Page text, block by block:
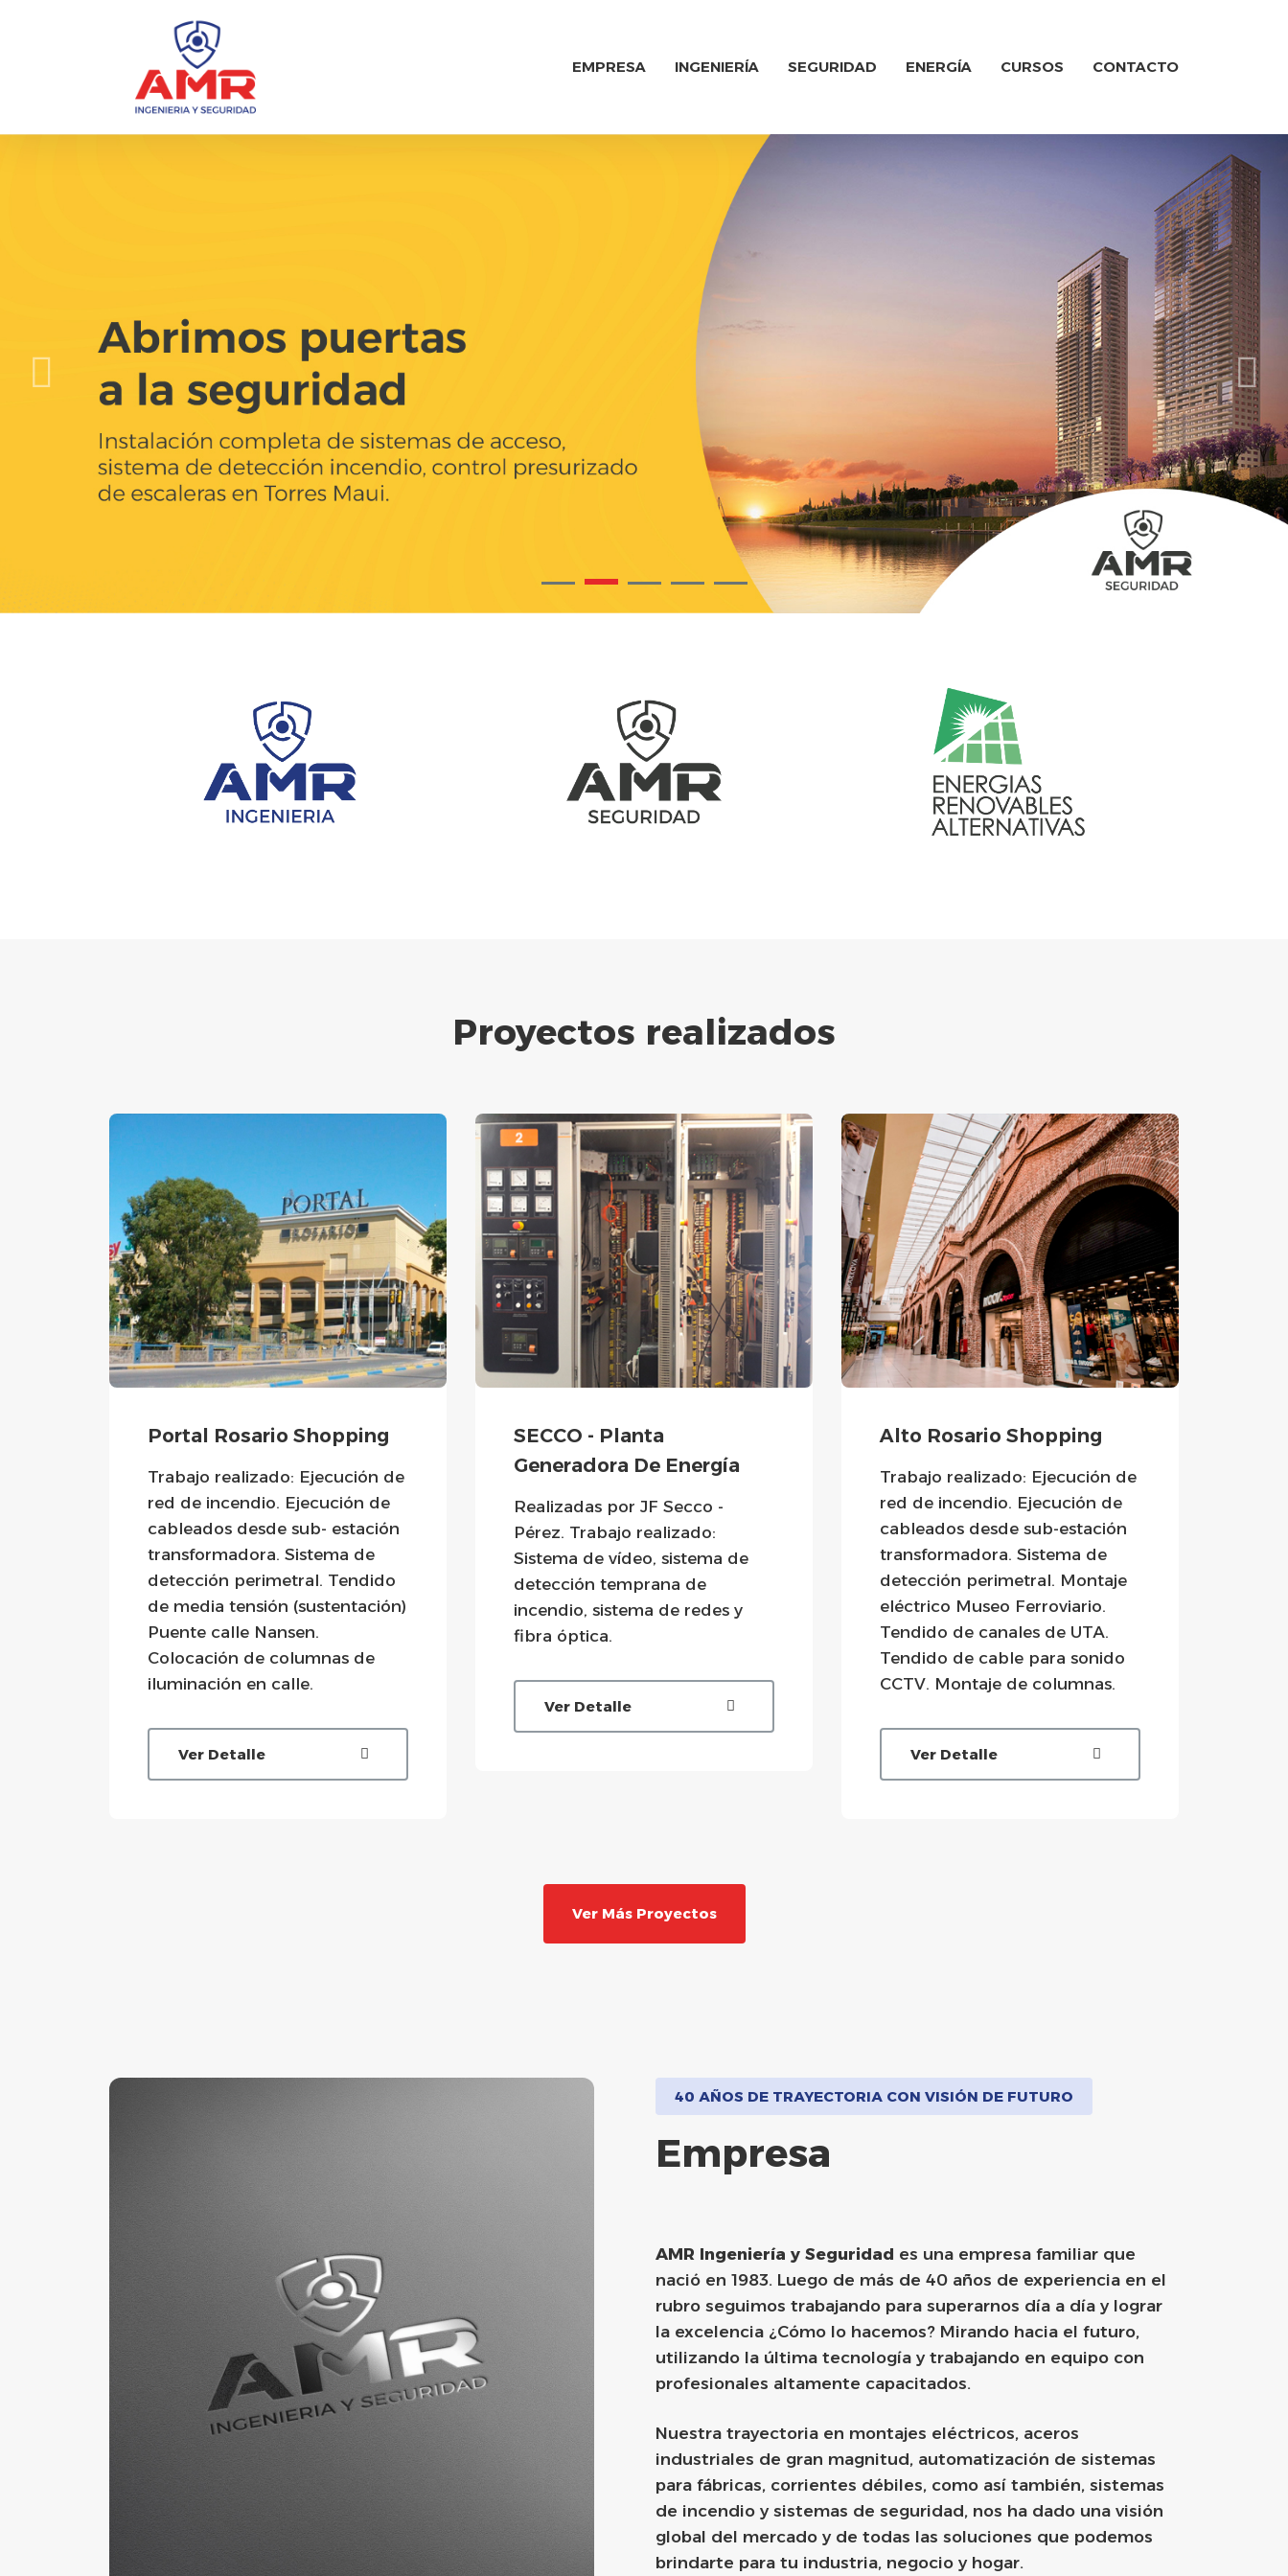
EMPRESA INGENIERÍA SEGURIDAD ENERGÍA CURSOS CONTACTO
Proyectos realizados
Portal Rosario Shopping
Trabajo realizado: Ejecución de
red de incendio. Ejecución de
cableados desde sub- estación
transformadora. Sistema de
detección perimetral. Tendido
de media tensión (sustentación)
Puente calle Nansen.
Colocación de columnas de
iluminación en calle.
Ver Detalle
SECCO - Planta
Generadora De Energía
Realizadas por JF Secco -
Pérez. Trabajo realizado:
Sistema de vídeo, sistema de
detección temprana de
incendio, sistema de redes y
fibra óptica.
Ver Detalle
Alto Rosario Shopping
Trabajo realizado: Ejecución de
red de incendio. Ejecución de
cableados desde sub-estación
transformadora. Sistema de
detección perimetral. Montaje
eléctrico Museo Ferroviario.
Tendido de canales de UTA.
Tendido de cable para sonido
CCTV. Montaje de columnas.
Ver Detalle
Ver Más Proyectos
40 AÑOS DE TRAYECTORIA CON VISIÓN DE FUTURO
Empresa
AMR Ingeniería y Seguridad es una empresa familiar que
nació en 1983. Luego de más de 40 años de experiencia en el
rubro seguimos trabajando para superarnos día a día y lograr
la excelencia ¿Cómo lo hacemos? Mirando hacia el futuro,
utilizando la última tecnología y trabajando en equipo con
profesionales altamente capacitados.
Nuestra trayectoria en montajes eléctricos, aceros
industriales de gran magnitud, automatización de sistemas
para fábricas, corrientes débiles, como así también, sistemas
de incendio y sistemas de seguridad, nos ha dado una visión
global del mercado y de todas las soluciones que podemos
brindarte para tu industria, negocio y hogar.